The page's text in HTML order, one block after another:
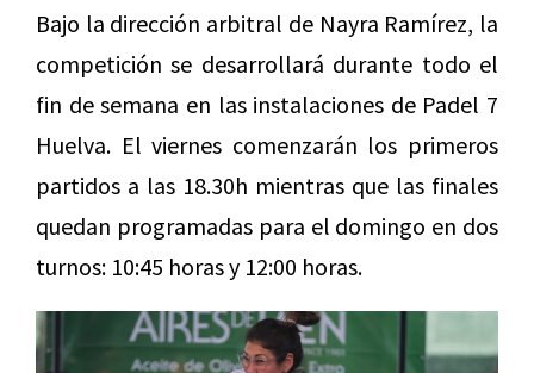
Bajo la dirección arbitral de Nayra Ramírez, la
competición se desarrollará durante todo el
fin de semana en las instalaciones de Padel 7
Huelva. El viernes comenzarán los primeros
partidos a las 18.30h mientras que las finales
quedan programadas para el domingo en dos
turnos: 10:45 horas y 12:00 horas.